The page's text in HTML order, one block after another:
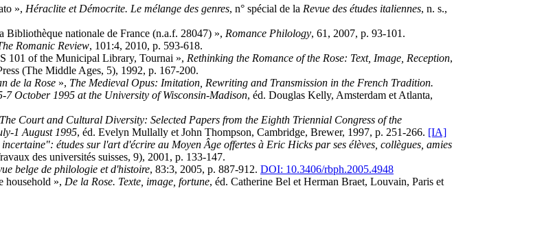
», Héraclite et Démocrite. Le mélange des genres, n° spécial de la Revue des études italiennes, n. s.,
Bibliothèque nationale de France (n.a.f. 28047) », Romance Philology, 61, 2007, p. 93-101.
Romanic Review, 101:4, 2010, p. 593-618.
101 of the Municipal Library, Tournai », Rethinking the Romance of the Rose: Text, Image, Reception,
(The Middle Ages, 5), 1992, p. 167-200.
de la Rose », The Medieval Opus: Imitation, Rewriting and Transmission in the French Tradition.
October 1995 at the University of Wisconsin-Madison, éd. Douglas Kelly, Amsterdam et Atlanta,
The Court and Cultural Diversity: Selected Papers from the Eighth Triennial Congress of the
1 August 1995, éd. Evelyn Mullally et John Thompson, Cambridge, Brewer, 1997, p. 251-266. [IA]
études sur l'art d'écrire au Moyen Âge offertes à Eric Hicks par ses élèves, collègues, amies
des universités suisses, 9), 2001, p. 133-147.
belge de philologie et d'histoire, 83:3, 2005, p. 887-912. DOI: 10.3406/rbph.2005.4948
household », De la Rose. Texte, image, fortune, éd. Catherine Bel et Herman Braet, Louvain, Paris et